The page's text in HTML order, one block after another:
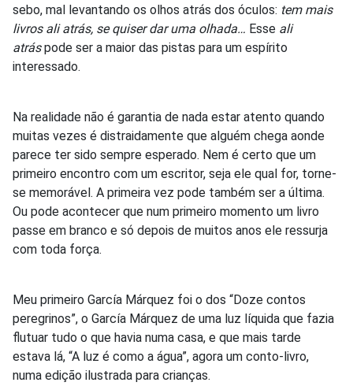
sebo, mal levantando os olhos atrás dos óculos: tem mais
livros ali atrás, se quiser dar uma olhada… Esse ali
atráspode ser a maior das pistas para um espírito
interessado.
Na realidade não é garantia de nada estar atento quando
muitas vezes é distraidamente que alguém chega aonde
parece ter sido sempre esperado. Nem é certo que um
primeiro encontro com um escritor, seja ele qual for, torne-
se memorável. A primeira vez pode também ser a última.
Ou pode acontecer que num primeiro momento um livro
passe em branco e só depois de muitos anos ele ressurja
com toda força.
Meu primeiro García Márquez foi o dos “Doze contos
peregrinos”, o García Márquez de uma luz líquida que fazia
flutuar tudo o que havia numa casa, e que mais tarde
estava lá, “A luz é como a água”, agora um conto-livro,
numa edição ilustrada para crianças.